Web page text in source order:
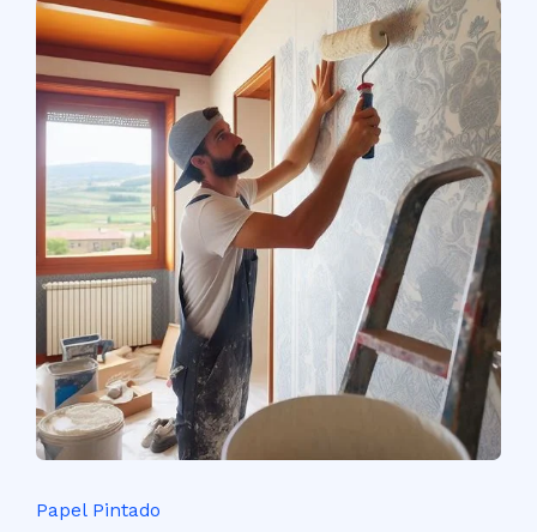
Papel Pintado